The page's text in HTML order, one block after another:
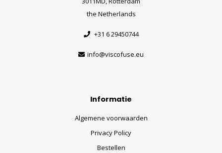
the Netherlands
+31 6 29450744
info@viscofuse.eu
Informatie
Algemene voorwaarden
Privacy Policy
Bestellen